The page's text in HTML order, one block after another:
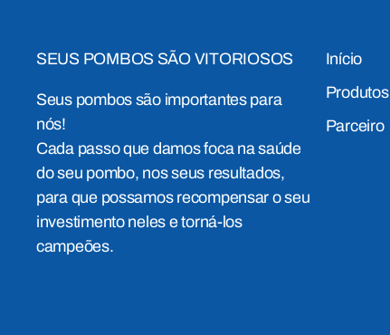
SEUS POMBOS SÃO VITORIOSOS
Seus pombos são importantes para
nós!
Cada passo que damos foca na saúde
do seu pombo, nos seus resultados,
para que possamos recompensar o seu
investimento neles e torná-los
campeões.
Início
Produtos
Parceiro